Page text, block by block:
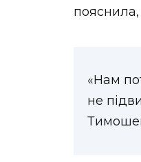
пояснила,
«Нам
не